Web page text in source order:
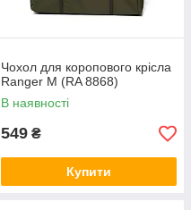
Чохол для коропового крісла
Ranger M (RA 8868)
В наявності
549 ₴
Купити